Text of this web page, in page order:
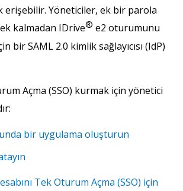
erişebilir. Yöneticiler, ek bir parola
kalmadan IDrive® e2 oturumunu
bir SAML 2.0 kimlik sağlayıcısı (IdP)
Açma (SSO) kurmak için yönetici
bir uygulama oluşturun
Tek Oturum Açma (SSO) için